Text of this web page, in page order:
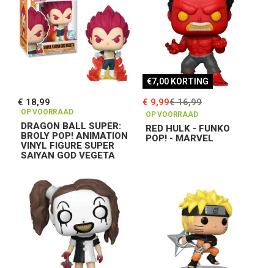
DRAGON BALL SUPER:
BROLY POP! ANIMATION
VINYL FIGURE SUPER
SAIYAN GOD VEGETA
€ 18,99
OP VOORRAAD
€7,00 KORTING
RED HULK - FUNKO
POP! - MARVEL
€ 9,99€ 16,99
OP VOORRAAD